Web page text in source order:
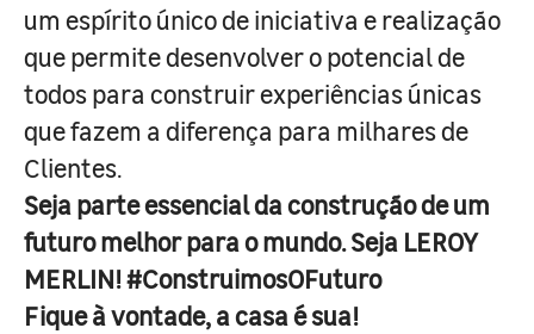
um espírito único de iniciativa e realização
que permite desenvolver o potencial de
todos para construir experiências únicas
que fazem a diferença para milhares de
Clientes.
Seja parte essencial da construção de um
futuro melhor para o mundo. Seja LEROY
MERLIN! #ConstruimosOFuturo
Fique à vontade, a casa é sua!